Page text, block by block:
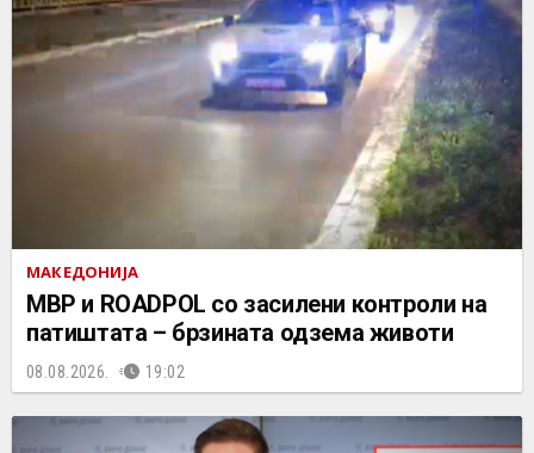
МАКЕДОНИЈА
МВР и ROADPOL со засилени контроли на
патиштата – брзината одзема животи
08.08.2026. 19:02